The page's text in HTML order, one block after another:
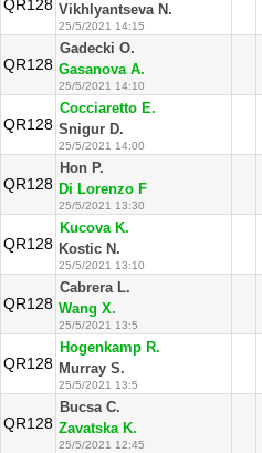
QR128 Vikhlyantseva N.
25/5/2021 14:15
QR128
Gadecki O.
Gasanova A.
25/5/2021 14:10
QR128
Cocciaretto E.
Snigur D.
25/5/2021 14:00
QR128
Hon P.
Di Lorenzo F
25/5/2021 13:30
QR128
Kucova K.
Kostic N.
25/5/2021 13:10
QR128
Cabrera L.
Wang X.
25/5/2021 13:5
QR128
Hogenkamp R.
Murray S.
25/5/2021 13:5
QR128
Bucsa C.
Zavatska K.
25/5/2021 12:45